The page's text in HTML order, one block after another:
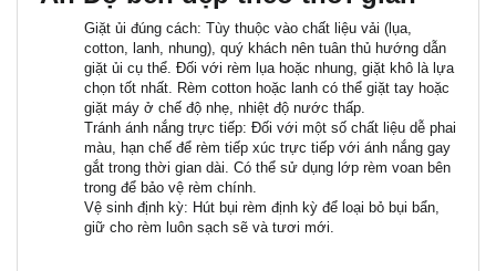
Giặt ủi đúng cách: Tùy thuộc vào chất liệu vải (lụa,
cotton, lanh, nhung), quý khách nên tuân thủ hướng dẫn
giặt ủi cụ thể. Đối với rèm lụa hoặc nhung, giặt khô là lựa
chọn tốt nhất. Rèm cotton hoặc lanh có thể giặt tay hoặc
giặt máy ở chế độ nhẹ, nhiệt độ nước thấp.
Tránh ánh nắng trực tiếp: Đối với một số chất liệu dễ phai
màu, hạn chế để rèm tiếp xúc trực tiếp với ánh nắng gay
gắt trong thời gian dài. Có thể sử dụng lớp rèm voan bên
trong để bảo vệ rèm chính.
Vệ sinh định kỳ: Hút bụi rèm định kỳ để loại bỏ bụi bẩn,
giữ cho rèm luôn sạch sẽ và tươi mới.